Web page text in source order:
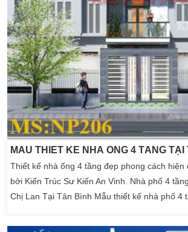
MẪU THIẾT KẾ NHÀ ỐNG 4 TẦNG TẠI
Thiết kế nhà ống 4 tầng đẹp phong cách
bởi Kiến Trúc Sư Kiến An Vinh. Nhà phố 4
Chị Lan Tại Tân Bình Mẫu thiết kế nhà phố 4
ưu chuộng của khá nhiều gia đình trẻ. Khuôn